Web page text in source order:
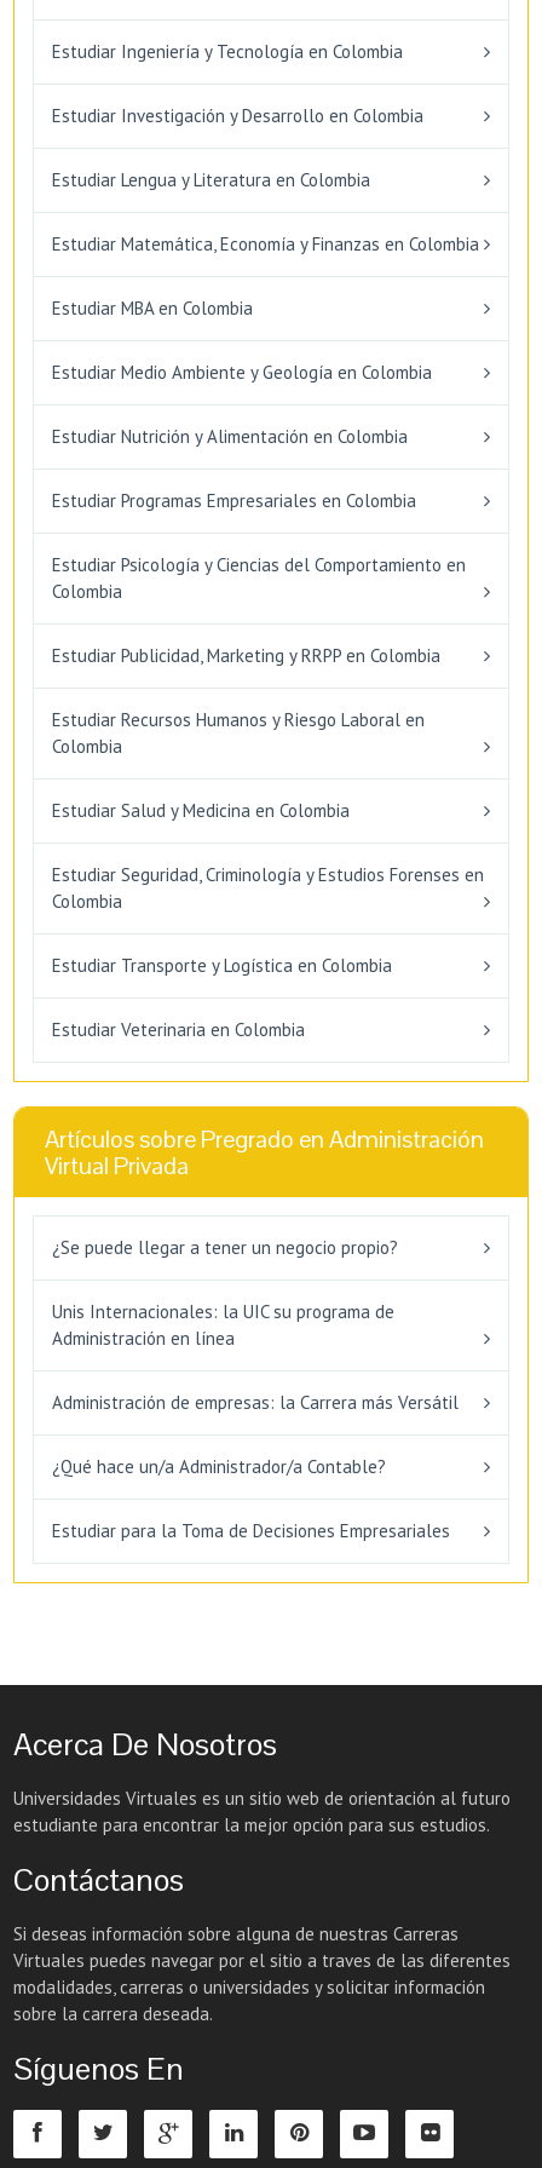
Estudiar Ingeniería y Tecnología en Colombia
Estudiar Investigación y Desarrollo en Colombia
Estudiar Lengua y Literatura en Colombia
Estudiar Matemática, Economía y Finanzas en Colombia
Estudiar MBA en Colombia
Estudiar Medio Ambiente y Geología en Colombia
Estudiar Nutrición y Alimentación en Colombia
Estudiar Programas Empresariales en Colombia
Estudiar Psicología y Ciencias del Comportamiento en
Colombia
Estudiar Publicidad, Marketing y RRPP en Colombia
Estudiar Recursos Humanos y Riesgo Laboral en
Colombia
Estudiar Salud y Medicina en Colombia
Estudiar Seguridad, Criminología y Estudios Forenses en
Colombia
Estudiar Transporte y Logística en Colombia
Estudiar Veterinaria en Colombia
Artículos sobre Pregrado en Administración
Virtual Privada
¿Se puede llegar a tener un negocio propio?
Unis Internacionales: la UIC su programa de
Administración en línea
Administración de empresas: la Carrera más Versátil
¿Qué hace un/a Administrador/a Contable?
Estudiar para la Toma de Decisiones Empresariales
Acerca De Nosotros
Universidades Virtuales es un sitio web de orientación al futuro
estudiante para encontrar la mejor opción para sus estudios.
Contáctanos
Si deseas información sobre alguna de nuestras Carreras
Virtuales puedes navegar por el sitio a traves de las diferentes
modalidades, carreras o universidades y solicitar información
sobre la carrera deseada.
Síguenos En